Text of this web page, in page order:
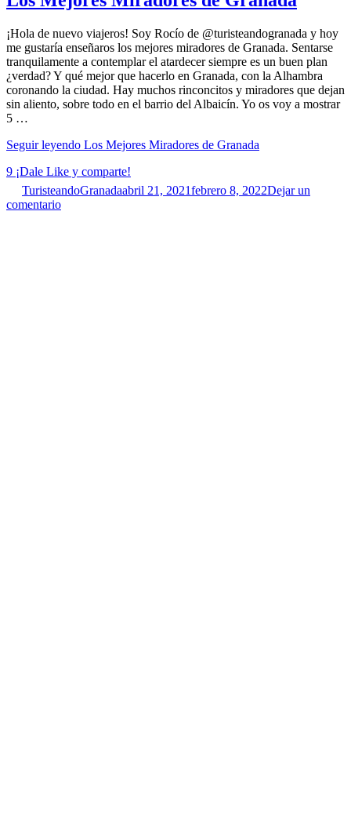
¡Hola de nuevo viajeros! Soy Rocío de @turisteandogranada y hoy
me gustaría enseñaros los mejores miradores de Granada. Sentarse
tranquilamente a contemplar el atardecer siempre es un buen plan
¿verdad? Y qué mejor que hacerlo en Granada, con la Alhambra
coronando la ciudad. Hay muchos rinconcitos y miradores que dejan
sin aliento, sobre todo en el barrio del Albaicín. Yo os voy a mostrar
5 …
Seguir leyendo Los Mejores Miradores de Granada
9 ¡Dale Like y comparte!
TuristeandoGranadaabril 21, 2021febrero 8, 2022Dejar un
comentario